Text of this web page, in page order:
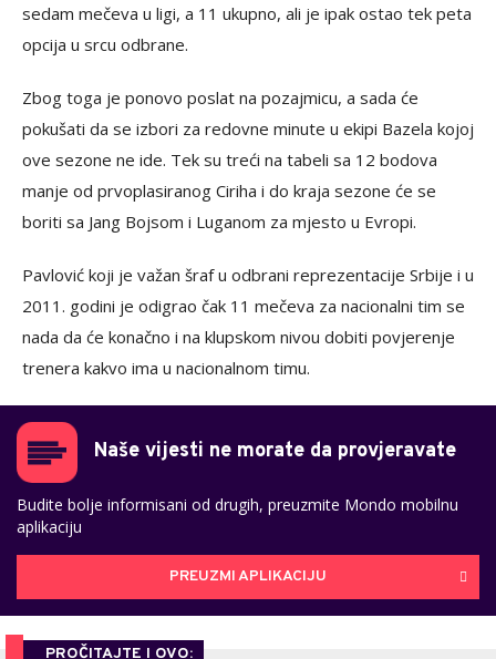
sedam mečeva u ligi, a 11 ukupno, ali je ipak ostao tek peta
opcija u srcu odbrane.
Zbog toga je ponovo poslat na pozajmicu, a sada će
pokušati da se izbori za redovne minute u ekipi Bazela kojoj
ove sezone ne ide. Tek su treći na tabeli sa 12 bodova
manje od prvoplasiranog Ciriha i do kraja sezone će se
boriti sa Jang Bojsom i Luganom za mjesto u Evropi.
Pavlović koji je važan šraf u odbrani reprezentacije Srbije i u
2011. godini je odigrao čak 11 mečeva za nacionalni tim se
nada da će konačno i na klupskom nivou dobiti povjerenje
trenera kakvo ima u nacionalnom timu.
Naše vijesti ne morate da provjeravate
Budite bolje informisani od drugih, preuzmite Mondo mobilnu
aplikaciju
PREUZMI APLIKACIJU
PROČITAJTE I OVO: